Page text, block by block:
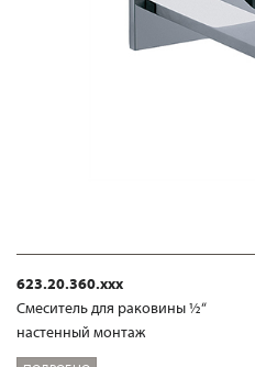
623.20.360.xxx
Смеситель для раковины ½“
настенный монтаж